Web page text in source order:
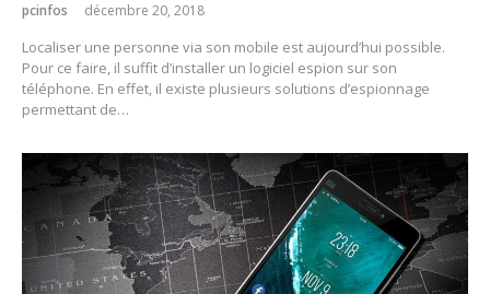
pcinfos décembre 20, 2018
Localiser une personne via son mobile est aujourd’hui possible.
Pour ce faire, il suffit d’installer un logiciel espion sur son
téléphone. En effet, il existe plusieurs solutions d’espionnage
permettant de…